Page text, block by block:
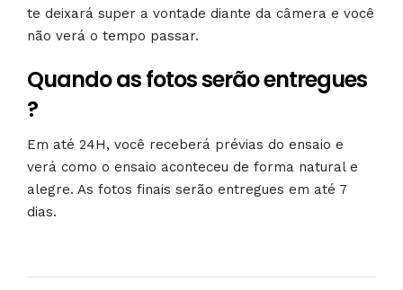
te deixará super a vontade diante da câmera e você
não verá o tempo passar.
Quando as fotos serão entregues
?
Em até 24H, você receberá prévias do ensaio e
verá como o ensaio aconteceu de forma natural e
alegre. As fotos finais serão entregues em até 7
dias.